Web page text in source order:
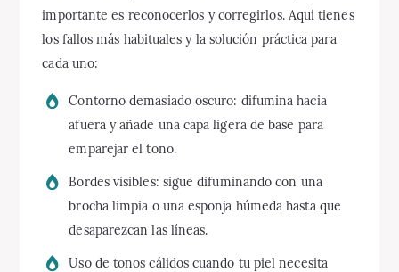
importante es reconocerlos y corregirlos. Aquí tienes
los fallos más habituales y la solución práctica para
cada uno:
Contorno demasiado oscuro: difumina hacia
afuera y añade una capa ligera de base para
emparejar el tono.
Bordes visibles: sigue difuminando con una
brocha limpia o una esponja húmeda hasta que
desaparezcan las líneas.
Uso de tonos cálidos cuando tu piel necesita